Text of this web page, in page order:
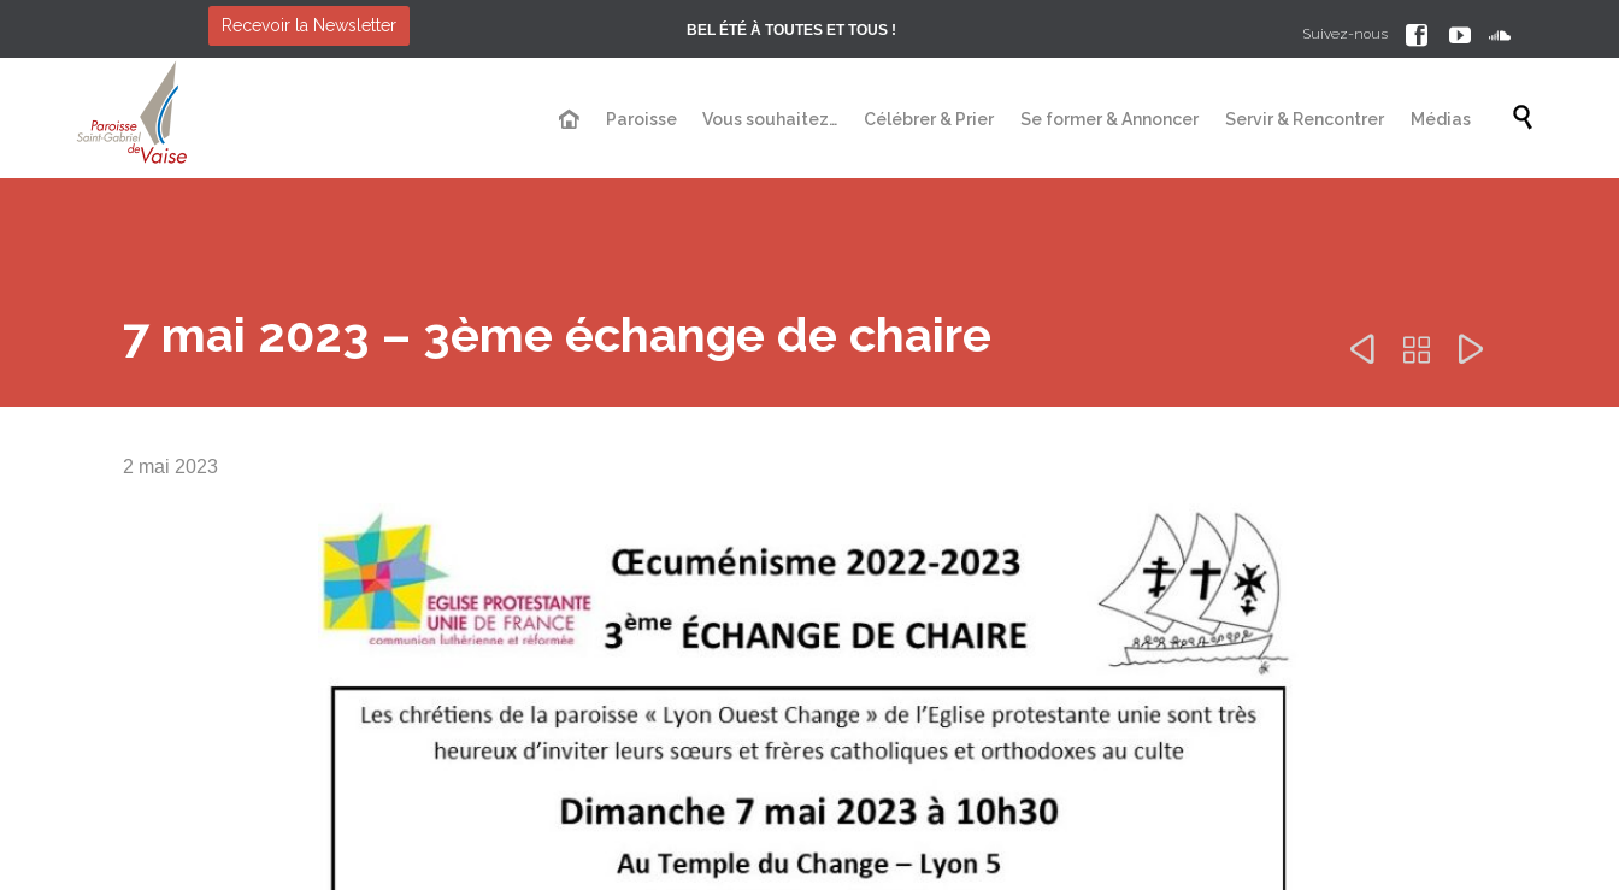
Recevoir la Newsletter BEL ÉTÉ À TOUTES ET TOUS ! Suivez-nous   
Skip
Paroisse Vous souhaitez… Célébrer & Prier Se former & Annoncer Servir & Rencontrer Médias 
7 mai 2023 – 3ème échange de chaire   
2 mai 2023